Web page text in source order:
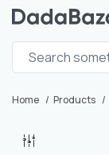
Home Products